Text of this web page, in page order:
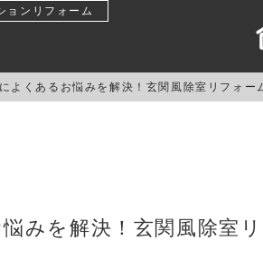
ョンリフォーム
よくあるお悩みを解決！玄関風除室リフォー
みを解決！玄関風除室